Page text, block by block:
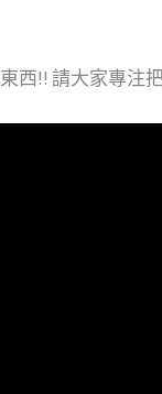
西!! 請大家專注